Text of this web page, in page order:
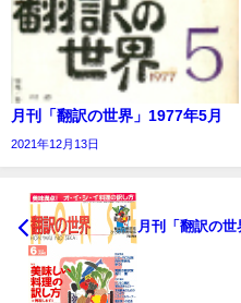
月刊「翻訳の世界」1977年5月
2021年12月13日
月刊「翻訳の世